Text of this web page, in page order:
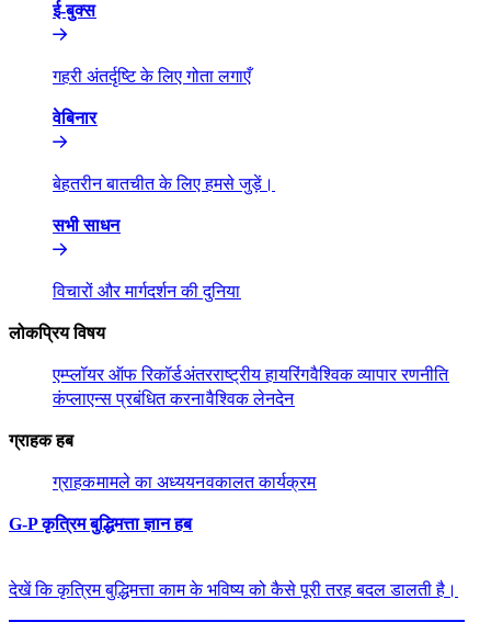
ई-बुक्स​​
गहरी अंतर्दृष्टि के लिए गोता लगाएँ​​
वेबिनार​​
बेहतरीन बातचीत के लिए हमसे जुड़ें।​​
सभी साधन​​
विचारों और मार्गदर्शन की दुनिया​​
लोकप्रिय विषय​​
एम्प्लॉयर ऑफ रिकॉर्ड​​अंतरराष्ट्रीय हायरिंग​​वैश्विक व्यापार रणनीति​​
कंप्लाएन्स प्रबंधित करना​​वैश्विक लेनदेन​​
ग्राहक हब​​
ग्राहक​​मामले का अध्ययन​​वकालत कार्यक्रम​​
G-P कृत्रिम बुद्धिमत्ता ज्ञान हब​​
देखें कि कृत्रिम बुद्धिमत्ता काम के भविष्य को कैसे पूरी तरह बदल डालती है।​​